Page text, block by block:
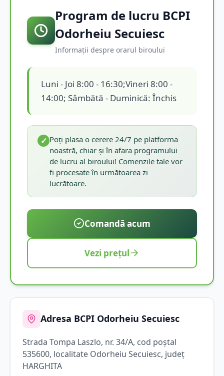
Program de lucru BCPI
Odorheiu Secuiesc
Informații despre orarul biroului
Luni - Joi 8:00 - 16:30;Vineri 8:00 -
14:00; Sâmbătă - Duminică: Închis
✓ Poți plasa o cerere 24/7 pe platforma
noastră, chiar și în afara programului
de lucru al biroului! Comenzile tale vor
fi procesate în următoarea zi
lucrătoare.
Comandă acum
Vezi prețul
Adresa BCPI Odorheiu Secuiesc
Strada Tompa Laszlo, nr. 34/A, cod poștal
535600, localitate Odorheiu Secuiesc, județ
HARGHITA